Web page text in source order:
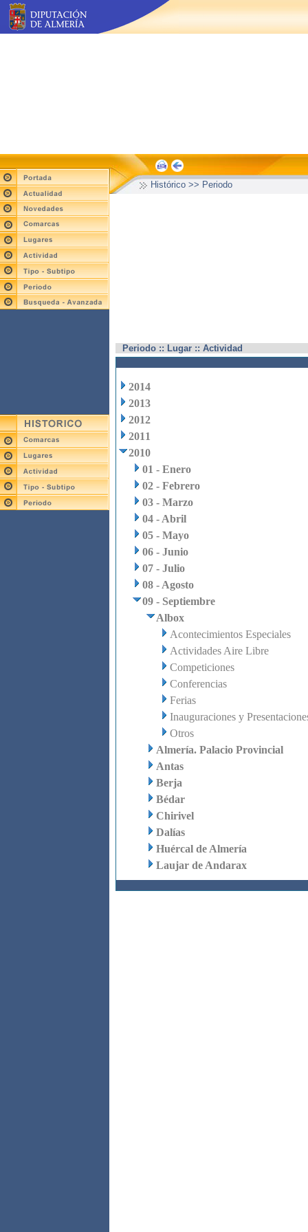
Histórico >> Periodo
Periodo :: Lugar :: Actividad
2014
2013
2012
2011
2010
01 - Enero
02 - Febrero
03 - Marzo
04 - Abril
05 - Mayo
06 - Junio
07 - Julio
08 - Agosto
09 - Septiembre
Albox
Acontecimientos Especiales
Actividades Aire Libre
Competiciones
Conferencias
Ferias
Inauguraciones y
Otros
Almería. Palacio Provincial
Antas
Berja
Bédar
Chirivel
Dalías
Huércal de Almería
Laujar de Andarax